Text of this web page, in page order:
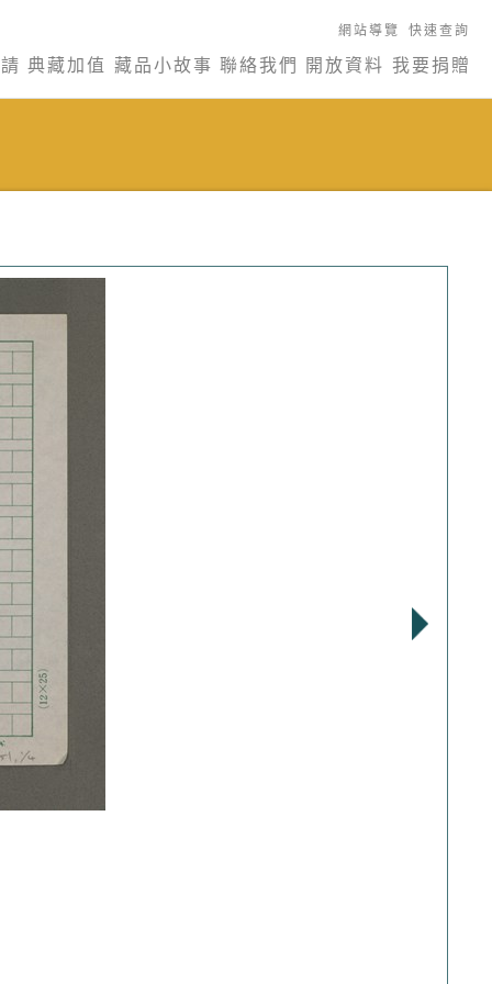
網站導覽 快速查詢
典藏加值 藏品小故事 聯絡我們 開放資料 我要捐贈